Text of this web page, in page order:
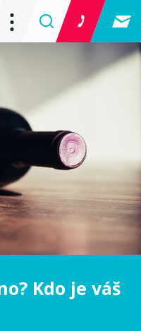
Kdo je váš